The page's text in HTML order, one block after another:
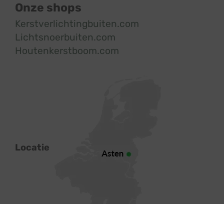
Onze shops
Kerstverlichtingbuiten.com
Lichtsnoerbuiten.com
Houtenkerstboom.com
Locatie